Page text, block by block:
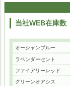
当社WEB在庫数
オーシャンブルー
ラベンダーセント
ファイアリーレッド
グリーンオアシス